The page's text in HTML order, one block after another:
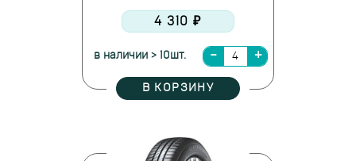
4 310 ₽
в наличии > 10шт.
В КОРЗИНУ